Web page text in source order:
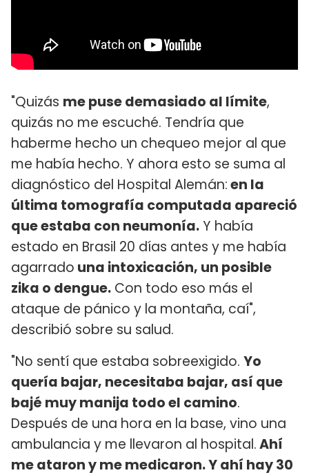
"Quizás me puse demasiado al límite,
quizás no me escuché. Tendría que
haberme hecho un chequeo mejor al que
me había hecho. Y ahora esto se suma al
diagnóstico del Hospital Alemán:en la
última tomografía computada apareció
que estaba con neumonía.Y había
estado en Brasil 20 días antes y me había
agarrado una intoxicación, un posible
zika o dengue. Con todo eso más el
ataque de pánico y la montaña, caí",
describió sobre su salud.
"No sentí que estaba sobreexigido. Yo
quería bajar, necesitaba bajar, así que
bajé muy manija todo el camino.
Después de una hora en la base, vino una
ambulancia y me llevaron al hospital.Ahí
me ataron y me medicaron. Y ahí hay 30